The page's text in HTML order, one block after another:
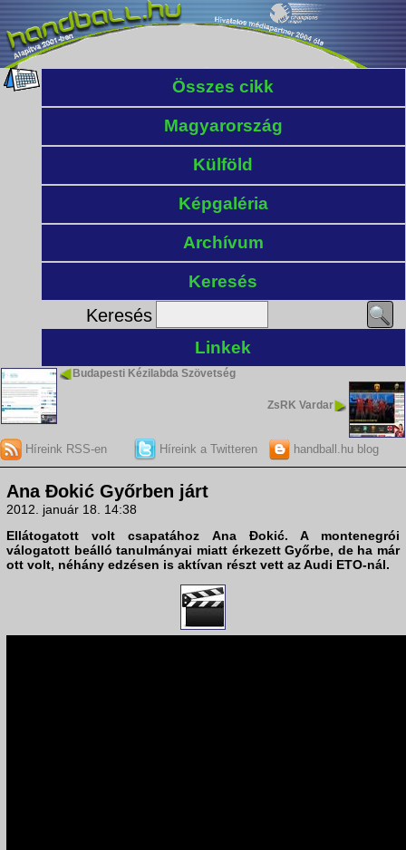
Összes cikk
Magyarország
Külföld
Képgaléria
Archívum
Keresés
Keresés
Linkek
Budapesti Kézilabda Szövetség
ZsRK Vardar
Híreink RSS-en Híreink a Twitteren handball.hu blog
Ana Đokić Győrben járt
2012. január 18. 14:38
Ellátogatott volt csapatához Ana Đokić. A montenegrói
válogatott beálló tanulmányai miatt érkezett Győrbe, de ha már
ott volt, néhány edzésen is aktívan részt vett azAudi ETO-nál.